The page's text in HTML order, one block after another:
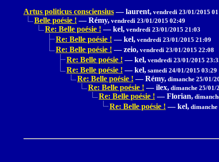
Artus politicus consciensius — laurent, vendredi 23/01/2015
Belle poésie ! — Rémy, vendredi 23/01/2015 02:49
Re: Belle poésie ! — kel, vendredi 23/01/2015 21:03
Re: Belle poésie ! — kel, vendredi 23/01/2015 21:09
Re: Belle poésie ! — zeio, vendredi 23/01/2015 22:08
Re: Belle poésie ! — kel, vendredi 23/01/2015
Re: Belle poésie ! — kel, samedi 24/01/2015 03:29
Re: Belle poésie ! — Rémy, dimanche 25/01/
Re: Belle poésie ! — ilex, dimanche 25/01/
Re: Belle poésie ! — Florian,
Re: Belle poésie ! — kel,